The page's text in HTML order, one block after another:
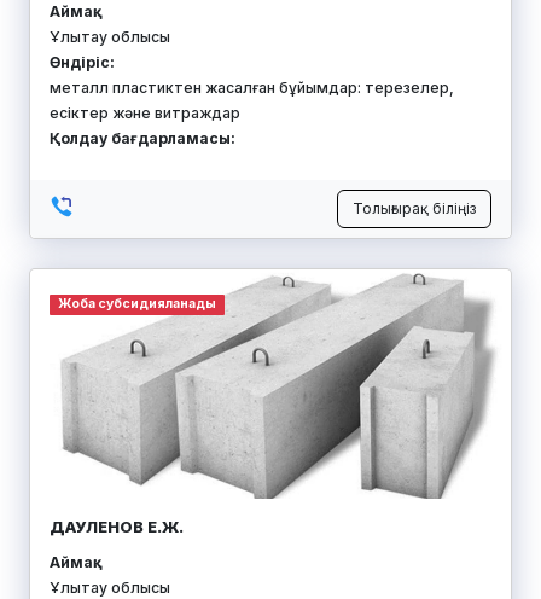
Аймақ:
Ұлытау облысы
Өндіріс:
металл пластиктен жасалған бұйымдар: терезелер,
есіктер және витраждар
Қолдау бағдарламасы:
Толығырақ біліңіз
Жоба субсидияланады
ДАУЛЕНОВ Е.Ж.
Аймақ:
Ұлытау облысы